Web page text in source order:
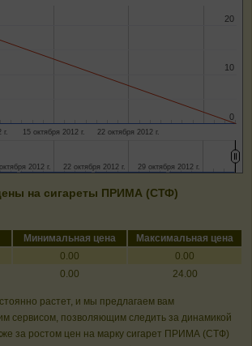
г. 15 октября 2012 г. 22 октября 2012 г.
0
0
10
10
20
20
2012 г.
2012 г. 22 октября 2012 г.
22 октября 2012 г. 29 октября 2012 г.
29 октября 2012 г.
на сигареты ПРИМА (СТФ)
Минимальная цена
Максимальная цена
0.00
0.00
0.00 24.00
растет, и мы предлагаем вам
сервисом, позволяющим следить за динамикой
за ростом цен на марку сигарет ПРИМА (СТФ)